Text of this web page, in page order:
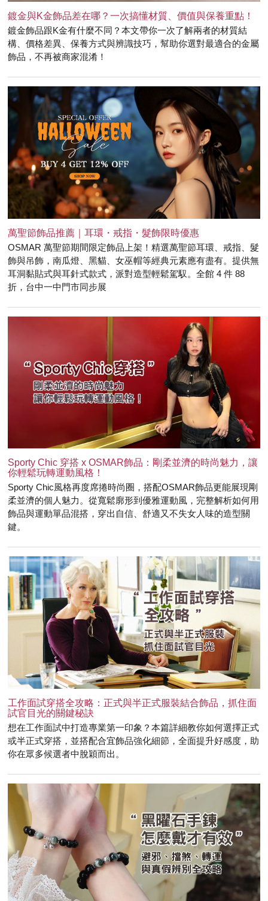
鍍金與K金飾品差在哪？一次搞懂材質、價值與保養重點！
鍍金飾品跟K金有什麼不同？本文帶你一次了解兩者的材質結
構、價格差異、保養方式與辨識技巧，幫助你選對最適合的金屬
飾品，不再被商家混淆！
萬聖節飾品推薦｜耳環・戒指・髮飾限時優惠
OSMAR 萬聖節期間限定飾品上架！精選萬聖節耳環、戒指、髮
飾與吊飾，南瓜燈、黑貓、女巫帽等經典元素應有盡有。提供無
耳洞黏貼式與耳針式款式，派對造型輕鬆駕馭。全館 4 件 88
折，台中一中門市同步展
Sporty Chic 穿搭 x OSMAR飾品：剛柔並濟的時尚魅力，讓
你輕鬆玩轉運動風格！
Sporty Chic風格再度席捲時尚圈，搭配OSMAR飾品更能展現剛
柔並濟的個人魅力。從寬鬆廓形到優雅運動風，完整解析如何用
飾品與運動單品混搭，穿出自信、舒適又不失女人味的造型關
鍵。
工作面試穿搭全攻略：正式與半正式服裝結合飾品，抓住面
試官目光的關鍵秘訣
想在工作面試中打造專業第一印象？本篇詳細教你如何選擇正式
或半正式穿搭，並搭配合宜飾品強化細節，全面提升好感度，助
你在眾多候選者中脫穎而出。